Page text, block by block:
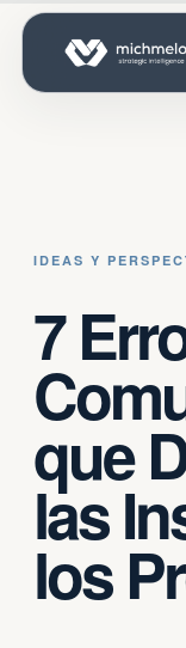
IDEAS Y
7
que
las
los